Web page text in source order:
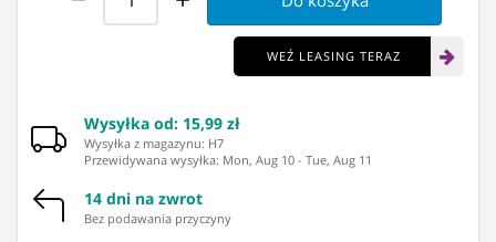
WEŹ LEASING TERAZ
Wysyłka od: 15,99 zł
Wysyłka z magazynu: ⁨H7⁩
Przewidywana wysyłka: Mon, Aug 10 - Tue, Aug 11
14 dni na zwrot
Bez podawania przyczyny